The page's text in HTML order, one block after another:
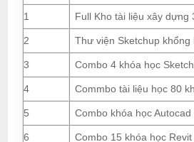
1 Full Kho tài liệu xây dựng
2 Thư viện Sketchup khổng
3 Combo 4 khóa học
4 Commbo tài liệu học 80
5 Combo khóa học
6 Combo 15 khóa học